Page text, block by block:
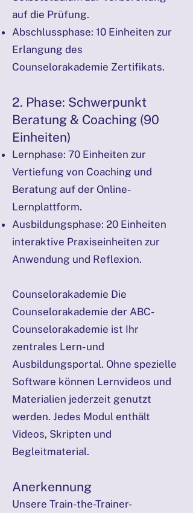
auf die Prüfung.
Abschlussphase: 10 Einheiten zur
Erlangung des
Counselorakademie Zertifikats.
2. Phase: Schwerpunkt
Beratung & Coaching (90
Einheiten)
Lernphase: 70 Einheiten zur
Vertiefung von Coaching und
Beratung auf der Online-
Lernplattform.
Ausbildungsphase: 20 Einheiten
interaktive Praxiseinheiten zur
Anwendung und Reflexion.
Counselorakademie Die
Counselorakademie der ABC-
Counselorakademie ist Ihr
zentrales Lern- und
Ausbildungsportal. Ohne spezielle
Software können Lernvideos und
Materialien jederzeit genutzt
werden. Jedes Modul enthält
Videos, Skripten und
Begleitmaterial.
Anerkennung
Unsere Train-the-Trainer-